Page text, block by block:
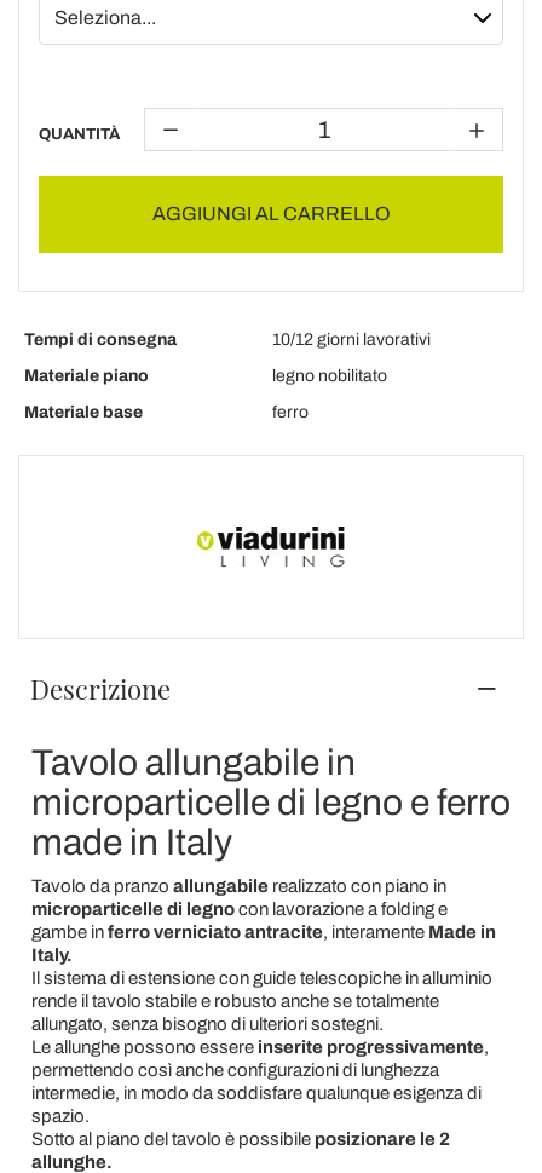
QUANTITÀ
AGGIUNGI AL CARRELLO
Tempi di consegna
10/12 giorni lavorativi
Materiale piano
legno nobilitato
Materiale base
ferro
Descrizione
Tavolo allungabile in
microparticelle di legno e ferro
made in Italy
Tavolo da pranzo allungabilerealizzato con piano in
microparticelle di legnocon lavorazione a folding e
gambe inferro verniciato antracite, interamente Made in
Italy.
Il sistema di estensione con guide telescopiche in alluminio
rende il tavolo stabile e robusto anche se totalmente
allungato, senza bisogno di ulteriori sostegni.
Le allunghe possono essere inserite progressivamente,
permettendo così anche configurazioni di lunghezza
intermedie, in modo da soddisfare qualunque esigenza di
spazio.
Sotto al piano del tavolo è possibile posizionare le 2
allunghe.